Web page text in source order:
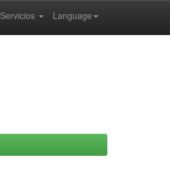
Language
Servicios